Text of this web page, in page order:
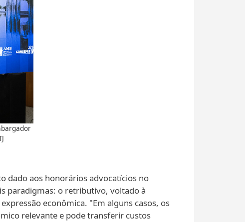
dado aos honorários advocatícios no
paradigmas: o retributivo, voltado à
econômica. "Em alguns casos, os
relevante e pode transferir custos